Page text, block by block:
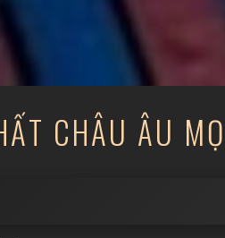
CHÂU ÂU